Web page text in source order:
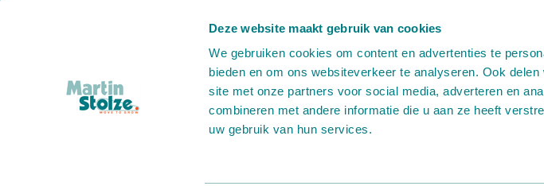
Deze website maakt gebruik van cookies
We gebruiken cookies om content en advertenties te
bieden en om ons websiteverkeer te analyseren. Ook
site met onze partners voor social media, adverteren en
combineren met andere informatie die u aan ze heeft
uw gebruik van hun services.
Neem
A
2678 ME
T+31